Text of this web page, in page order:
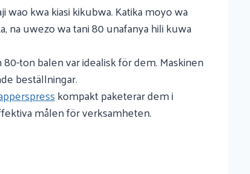
wao kwa kiasi kikubwa. Katika moyo wa
na uwezo wa tani 80 unafanya hili kuwa
ton balen var idealisk för dem. Maskinen
beställningar.
kompakt paketerar dem i
målen för verksamheten.